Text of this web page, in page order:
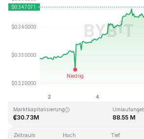
Zuletzt aktualisiert: 2026-08-08, 14:42 GMT+0
Allzeithoch
Marktkapitalisierung
₡30.73M 88.55 M
Zeitraum Hoch Tief